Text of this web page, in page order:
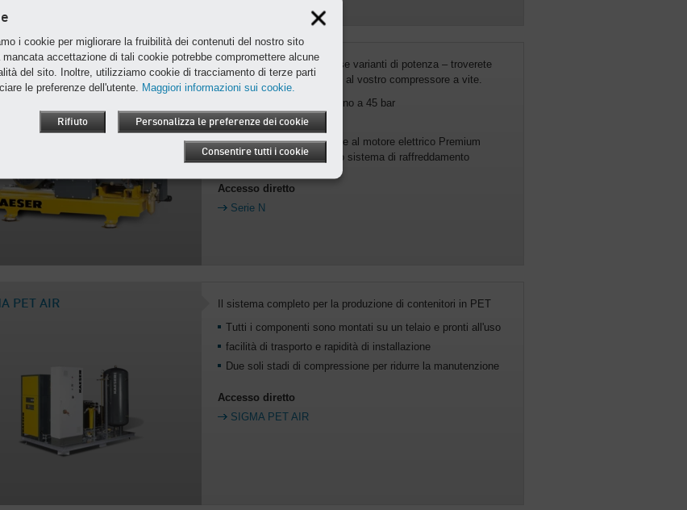
N
La serie N vi offre numerose varianti di potenza – troverete
perciò il booster più idoneo al vostro compressore a vite.
alta pressione durevole fino a 45 bar
con uno o due cilindri
maggiore efficienza grazie al motore elettrico Premium
Efficiency e al sofisticato sistema di raffreddamento
Accesso diretto
Serie N
PET AIR
Il sistema completo per la produzione di contenitori in PET
Tutti i componenti sono montati su un telaio e pronti all'uso
facilità di trasporto e rapidità di installazione
Due soli stadi di compressione per ridurre la manutenzione
Accesso diretto
SIGMA PET AIR
i cookie per migliorare la fruibilità dei contenuti del nostro sito
mancata accettazione di tali cookie potrebbe compromettere alcune
del sito. Inoltre, utilizziamo cookie di tracciamento di terze parti
le preferenze dell'utente. Maggiori informazioni sui cookie.
Rifiuto Personalizza le preferenze dei cookie
Consentire tutti i cookie